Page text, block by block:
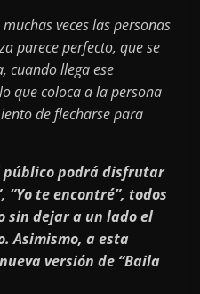
veces las personas
parece perfecto, que se
cuando llega ese
que coloca a la persona
de flecharse para
público podrá disfrutar
“Yo te encontré”, todos
sin dejar a un lado el
Asimismo, a esta
versión de “Baila